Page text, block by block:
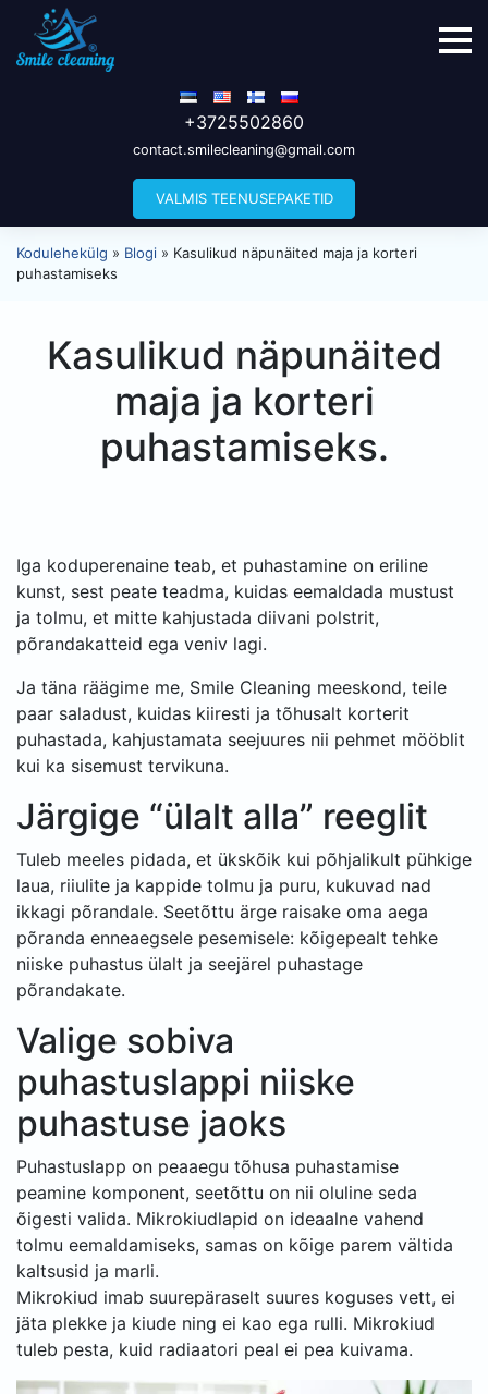
+3725502860
contact.smilecleaning@gmail.com
VALMIS TEENUSEPAKETID
Kodulehekülg » Blogi » Kasulikud näpunäited maja ja korteri
puhastamiseks
Kasulikud näpunäited
maja ja korteri
puhastamiseks.
Iga koduperenaine teab, et puhastamine on eriline
kunst, sest peate teadma, kuidas eemaldada mustust
ja tolmu, et mitte kahjustada diivani polstrit,
põrandakatteid ega veniv lagi.
Ja täna räägime me, Smile Cleaning meeskond, teile
paar saladust, kuidas kiiresti ja tõhusalt korterit
puhastada, kahjustamata seejuures nii pehmet mööblit
kui ka sisemust tervikuna.
Järgige “ülalt alla” reeglit
Tuleb meeles pidada, et ükskõik kui põhjalikult pühkige
laua, riiulite ja kappide tolmu ja puru, kukuvad nad
ikkagi põrandale. Seetõttu ärge raisake oma aega
põranda enneaegsele pesemisele: kõigepealt tehke
niiske puhastus ülalt ja seejärel puhastage
põrandakate.
Valige sobiva
puhastuslappi niiske
puhastuse jaoks
Puhastuslapp on peaaegu tõhusa puhastamise
peamine komponent, seetõttu on nii oluline seda
õigesti valida. Mikrokiudlapid on ideaalne vahend
tolmu eemaldamiseks, samas on kõige parem vältida
kaltsusid ja marli.
Mikrokiud imab suurepäraselt suures koguses vett, ei
jäta plekke ja kiude ning ei kao ega rulli. Mikrokiud
tuleb pesta, kuid radiaatori peal ei pea kuivama.